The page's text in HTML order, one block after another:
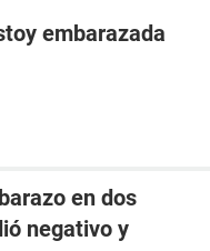
embarazada
en dos
negativo y